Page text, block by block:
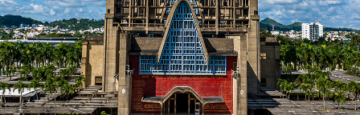
LA ALTAGRACIA
GALERÍA DE IMÁGENES
EVENTOS